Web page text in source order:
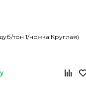
тон 1/ножка Круглая)